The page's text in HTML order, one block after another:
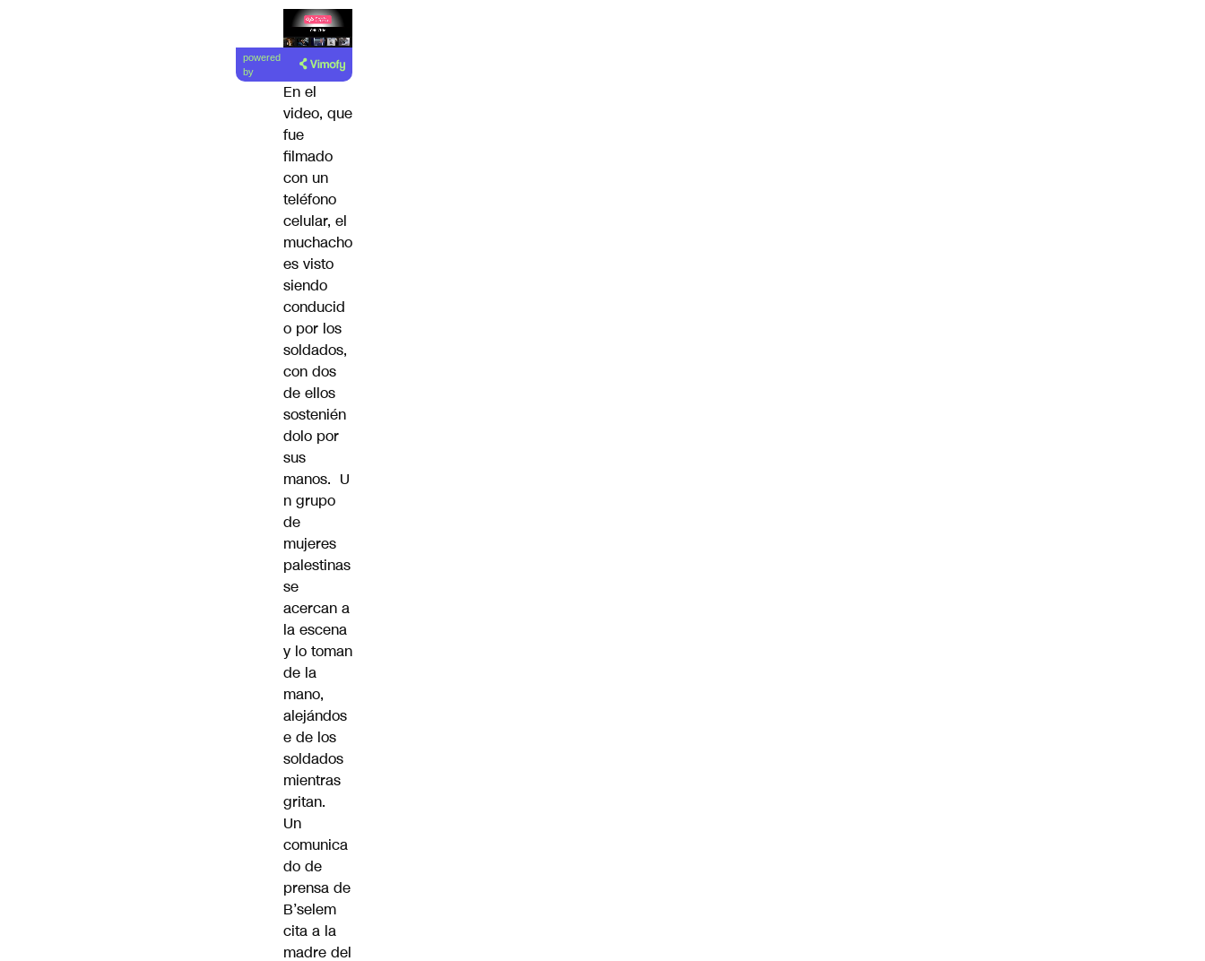
Lea el
artículo
powered
by
En el
video, que
fue
filmado
con un
teléfono
celular, el
muchacho
es visto
siendo
conducid
o por los
soldados,
con dos
de ellos
sostenién
dolo por
sus
manos. U
n grupo
de
mujeres
palestinas
se
acercan a
la escena
y lo toman
de la
mano,
alejándos
e de los
soldados
mientras
gritan.
Un
comunica
do de
prensa de
B’selem
cita a la
madre del